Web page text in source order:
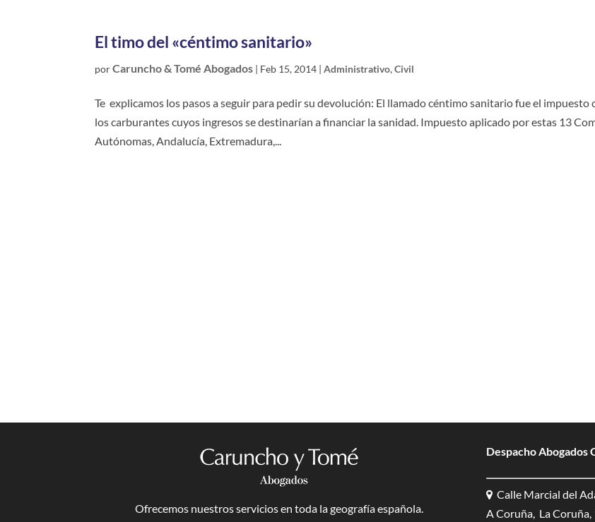
El timo del «céntimo sanitario»
porCaruncho & Tomé Abogados | Feb 15, 2014 |Administrativo,Civil
Te explicamos los pasos a seguir para pedir su devolución: El llamado céntimo sanitario fue el impuesto
los carburantes cuyos ingresos se destinarían a financiar la sanidad. Impuesto aplicado por estas 13
Autónomas, Andalucía, Extremadura,...
Ofrecemos nuestros servicios en toda la geografía española.
Despacho Abogados
Calle Marcial del
A Coruña, La Coruña,